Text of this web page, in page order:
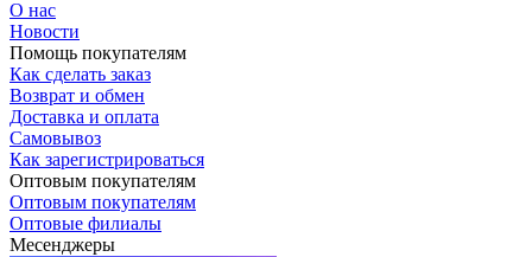
О нас
Новости
Помощь покупателям
Как сделать заказ
Возврат и обмен
Доставка и оплата
Самовывоз
Как зарегистрироваться
Оптовым покупателям
Оптовым покупателям
Оптовые филиалы
Месенджеры